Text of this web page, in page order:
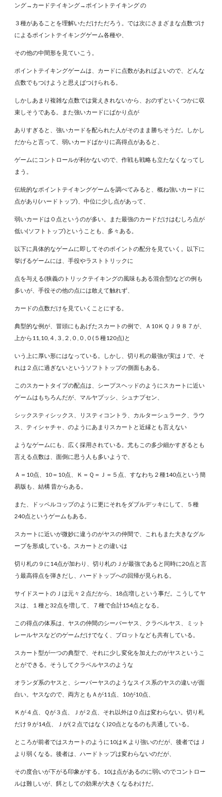
ング→カードテイキング→ポイントテイキング の
３種があることを理解いただけただろう。では次にさまざまな点数づけ
によるポイントテイキングゲーム各種や、
その他の中間形を見ていこう。
ポイントテイキングゲームは、カードに点数があればよいので、どんな
点数でもつけようと思えばつけられる。
しかしあまり複雑な点数では覚えきれないから、おのずといくつかに収
束しそうである。また強いカードにばかり点が
ありすぎると、強いカードを配られた人がそのまま勝ちそうだ。しかし
だからと言って、弱いカードばかりに高得点があると、
ゲームにコントロールが利かないので、作戦も戦略も立たなくなってし
まう。
伝統的なポイントテイキングゲームを調べてみると、概ね強いカードに
点があり(ハードトップ)、中位に少し点があって、
弱いカードは０点というのが多い。また最強のカードだけはむしろ点が
低い(ソフトトップ)ということも、多々ある。
以下に具体的なゲームに即してそのポイントの配分を見ていく。以下に
挙げるゲームには、手役やラストトリックに
点を与える(狭義のトリックテイキングの風味もある混合型)などの例も
多いが、手役その他の点には敢えて触れず、
カードの点数だけを見ていくことにする。
典型的な例が、冒頭にもあげたスカートの例で、Ａ10ＫＱＪ９８７が、
上から11,10,４,３,２,０,０,０(５種120点)と
いう上に厚い形にはなっている。しかし、切り札の最強が実はＪで、そ
れは２点に過ぎないというソフトトップの側面もある。
このスカートタイプの配点は、シープスヘッドのようにスカートに近い
ゲームはもちろんだが、マルヤプッシ、シュナプセン、
シックスティシックス、リスティコントラ、カルターシュラーク、ラウ
ス、ティシャチャ、のようにあまりスカートと近縁とも言えない
ようなゲームにも、広く採用されている。尤もこの多少細かすぎるとも
言える点数は、面倒に思う人も多いようで、
Ａ＝10点、10＝10点、Ｋ＝Ｑ＝Ｊ＝５点、すなわち２種140点という簡
易版も、結構 昔からある。
また、ドッペルコップのように更にそれをダブルデッキにして、５種
240点というゲームもある。
スカートに近いが微妙に違うのがヤスの仲間で、これもまた大きなグル
ープを形成している。スカートとの違いは
切り札の９に14点が加わり、切り札のＪが最強であると同時に20点と言
う最高得点を弾きだし、ハードトップへの回帰が見られる。
サイドスートのＪは元々２点だから、18点増しという事だ。こうしてヤ
スは、１種と32点を増して、７種で合計154点となる。
この得点の体系は、ヤスの仲間のシーバーヤス、クラベルヤス、ミット
レールヤスなどのゲームだけでなく、ブロットなども共有している。
スカート型が一つの典型で、それに少し変化を加えたのがヤスというこ
とができる。そうしてクラベルヤスのような
オランダ系のヤスと、シーバーヤスのようなスイス系のヤスの違いが面
白い。ヤスなので、両方ともＡが11点、10が10点、
Ｋが４点、Ｑが３点、Ｊが２点、それ以外は０点は変わらない。切り札
だけ９が14点、Ｊが(２点ではなく)20点となるのも共通している。
ところが前者ではスカートのように10はＫより強いのだが、後者ではＪ
より弱くなる。後者は、ハードトップは変わらないのだが、
その度合いが下がる印象がする。10は点があるのに弱いのでコントロー
ルは難しいが、餌としての効果が大きくなるわけだ。